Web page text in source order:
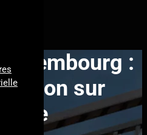
Luxembourg :
sur